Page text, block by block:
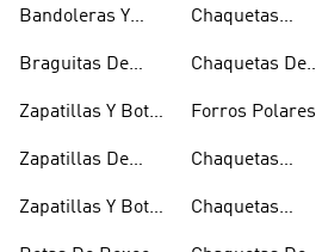
Bandoleras Y
Hombro
Braguitas De
Zapatillas Y Botas
Zapatillas De
Zapatillas Y Botas
Chaquetas
Acolchados
Chaquetas De
Forros Polares
Chaquetas
Chaquetas